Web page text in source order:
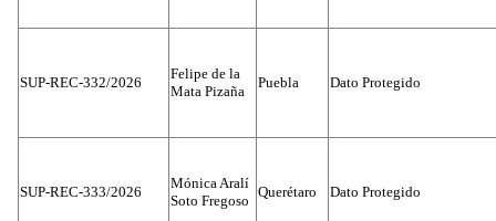
SUP-REC-332/2026
Felipe de la
Mata Pizaña
Puebla Dato Protegido
SUP-REC-333/2026
Mónica Aralí
Soto Fregoso
Querétaro Dato Protegido